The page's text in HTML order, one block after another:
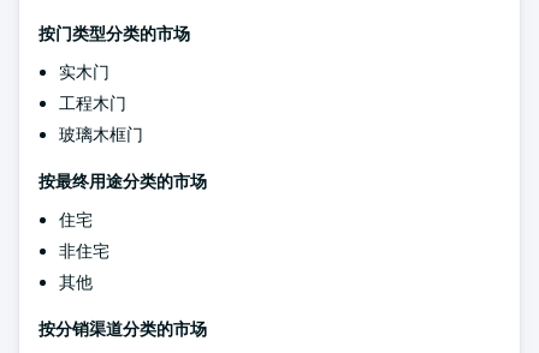
按门类型分类的市场
实木门
工程木门
玻璃木框门
按最终用途分类的市场
住宅
非住宅
其他
按分销渠道分类的市场